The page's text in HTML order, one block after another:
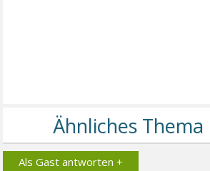
Als Gast antworten +